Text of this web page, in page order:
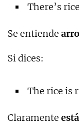
There’s
Se entiende
Si dices:
The rice is
Claramente